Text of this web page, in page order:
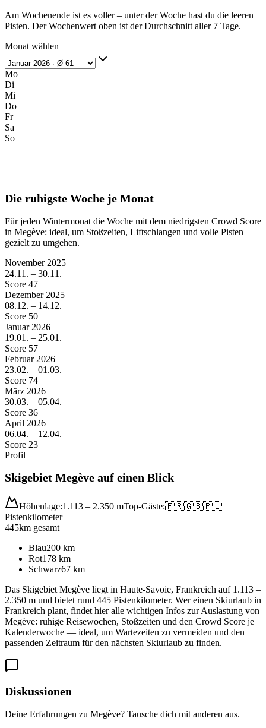
Am Wochenende ist es voller – unter der Woche hast du die leeren
Pisten. Der Wochenwert oben ist der Durchschnitt aller 7 Tage.
Monat wählen
Mo
Di
Mi
Do
Fr
Sa
So
Die ruhigste Woche je Monat
Für jeden Wintermonat die Woche mit dem niedrigsten Crowd Score
in Megève: ideal, um Stoßzeiten, Liftschlangen und volle Pisten
gezielt zu umgehen.
November 2025
24.11. – 30.11.
Score 47
Dezember 2025
08.12. – 14.12.
Score 50
Januar 2026
19.01. – 25.01.
Score 57
Februar 2026
23.02. – 01.03.
Score 74
März 2026
30.03. – 05.04.
Score 36
April 2026
06.04. – 12.04.
Score 23
Profil
Skigebiet Megève auf einen Blick
Höhenlage:1.113 – 2.350 mTop-Gäste:🇫🇷🇬🇧🇵🇱
Pistenkilometer
445km gesamt
Blau200 km
Rot178 km
Schwarz67 km
Das Skigebiet Megève liegt in Haute-Savoie, Frankreich auf 1.113 –
2.350 m und bietet rund 445 Pistenkilometer. Wer einen Skiurlaub in
Frankreich plant, findet hier alle wichtigen Infos zur Auslastung von
Megève: ruhige Reisewochen, Stoßzeiten und den Crowd Score je
Kalenderwoche — ideal, um Wartezeiten zu vermeiden und den
passenden Zeitraum für den nächsten Skiurlaub zu finden.
Diskussionen
Deine Erfahrungen zu Megève? Tausche dich mit anderen aus.